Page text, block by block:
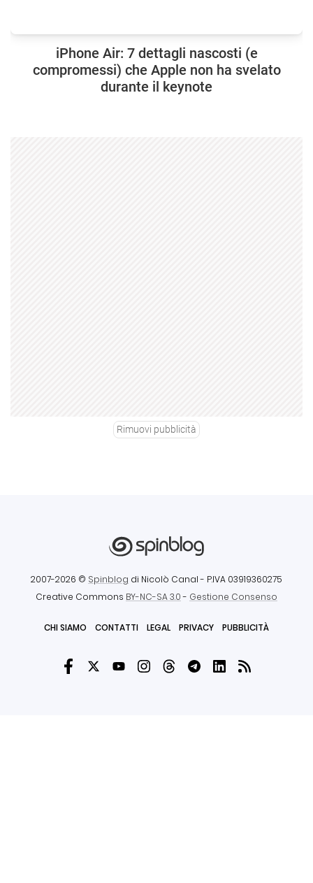
iPhone Air: 7 dettagli nascosti (e
compromessi) che Apple non ha svelato
durante il keynote
Rimuovi pubblicità
2007-2026 © Spinblog di Nicolò Canal - P.IVA 03919360275
Creative Commons BY-NC-SA 3.0- Gestione Consenso
CHI SIAMO CONTATTI LEGAL PRIVACY PUBBLICITÀ